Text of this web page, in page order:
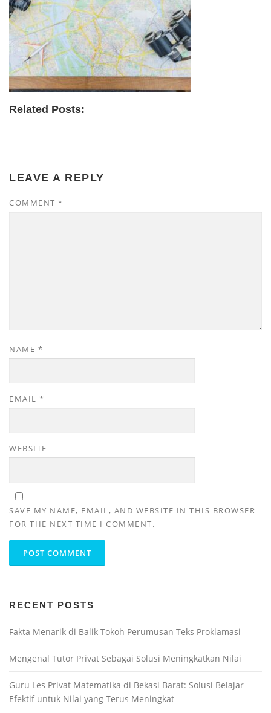
Related Posts:
LEAVE A REPLY
COMMENT *
NAME *
EMAIL *
WEBSITE
SAVE MY NAME, EMAIL, AND WEBSITE IN THIS BROWSER
FOR THE NEXT TIME I COMMENT.
RECENT POSTS
Fakta Menarik di Balik Tokoh Perumusan Teks Proklamasi
Mengenal Tutor Privat Sebagai Solusi Meningkatkan Nilai
Guru Les Privat Matematika di Bekasi Barat: Solusi Belajar
Efektif untuk Nilai yang Terus Meningkat